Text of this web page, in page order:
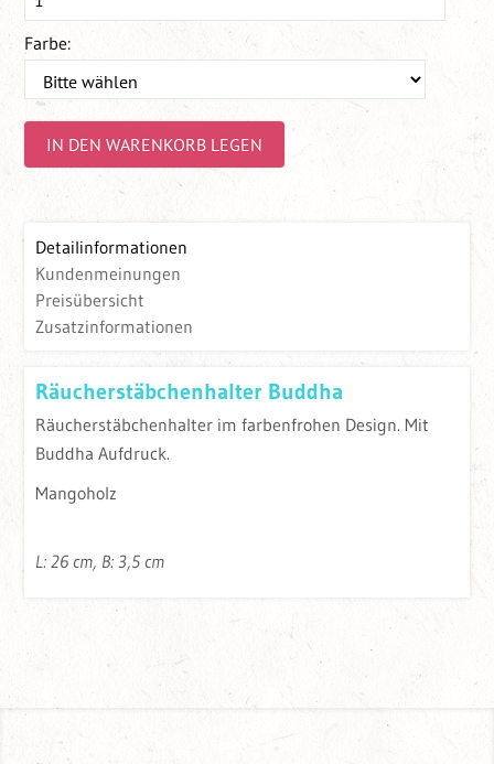
Farbe:
IN DEN WARENKORB LEGEN
Detailinformationen
Kundenmeinungen
Preisübersicht
Zusatzinformationen
Räucherstäbchenhalter Buddha
Räucherstäbchenhalter im farbenfrohen Design. Mit
Buddha Aufdruck.
Mangoholz
L: 26 cm, B: 3,5 cm